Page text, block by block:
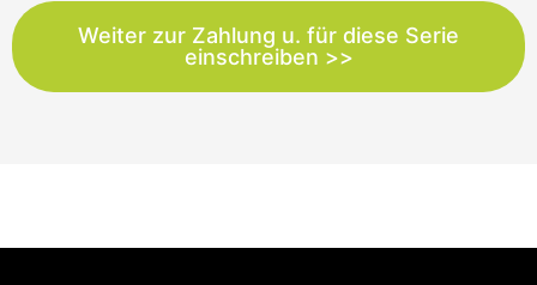
Weiter zur Zahlung u. für diese Serie
einschreiben >>